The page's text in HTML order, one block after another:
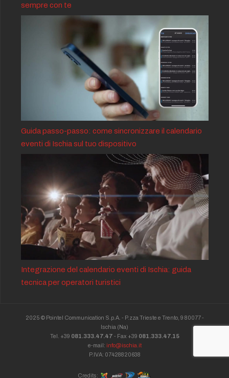
sempre con te
Guida passo-passo: come sincronizzare il calendario
eventi di Ischia sul tuo dispositivo
Integrazione del calendario eventi di Ischia: guida
tecnica per operatori turistici
2025 © Pointel Communication S.p.A. - P.zza Trieste e Trento, 9 80077 -
Ischia (Na)
Tel. +39 081.333.47.47 - Fax +39 081.333.47.15
e-mail: info@ischia.it
P.IVA: 07428820638
Credits: